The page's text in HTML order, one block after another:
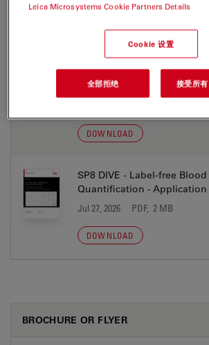
Metabolic Imaging
and Fluorescence Lifetime
STELLARIS Application
DOWNLOAD
SP8 DIVE - Label-free
Quantification - Application
Jul 27, 2026 PDF, 2 MB
DOWNLOAD
BROCHURE OR FLYER
Leica Microsystems Cookie Partners Details
Cookie 设置
全部拒绝 接受所